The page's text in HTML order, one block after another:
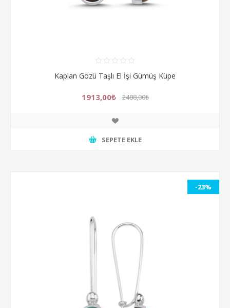
Kaplan Gözü Taşlı El İşi Gümüş Küpe
1913,00₺ 2488,00₺
SEPETE EKLE
-23%